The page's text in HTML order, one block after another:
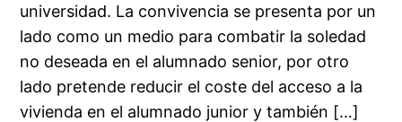
universidad. La convivencia se presenta por un
lado como un medio para combatir la soledad
no deseada en el alumnado senior, por otro
lado pretende reducir el coste del acceso a la
vivienda en el alumnado junior y también […]